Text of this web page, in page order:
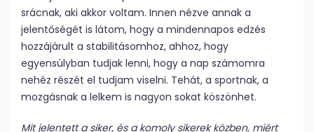
srácnak, aki akkor voltam. Innen nézve annak a
jelentőségét is látom, hogy a mindennapos edzés
hozzájárult a stabilitásomhoz, ahhoz, hogy
egyensúlyban tudjak lenni, hogy a nap számomra
nehéz részét el tudjam viselni. Tehát, a sportnak, a
mozgásnak a lelkem is nagyon sokat köszönhet.
Mit jelentett a siker, és a komoly sikerek közben, miért